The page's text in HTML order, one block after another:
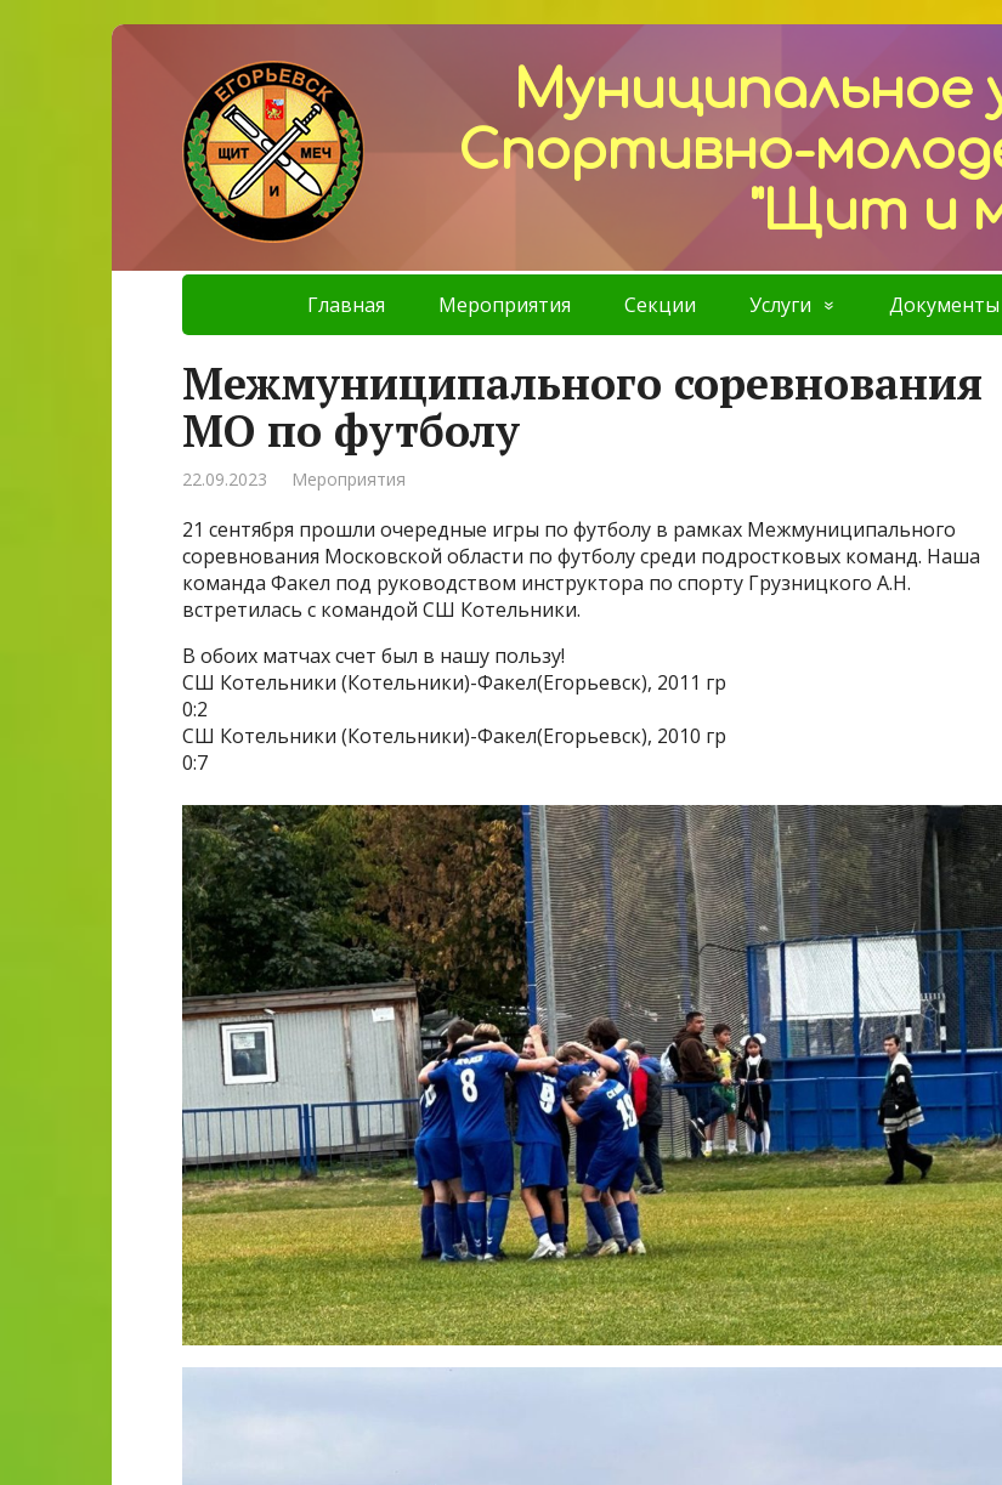
Муниципальное
Спортивно-
"Щит и
Главная Мероприятия Секции Услуги Документы
Межмуниципального соревнования
МО по футболу
22.09.2023 Мероприятия
21 сентября прошли очередные игры по футболу в рамках Межмуниципального
соревнования Московской области по футболу среди подростковых команд. Наша
команда Факел под руководством инструктора по спорту Грузницкого А.Н.
встретилась с командой СШ Котельники.
В обоих матчах счет был в нашу пользу!
СШ Котельники (Котельники)-Факел(Егорьевск), 2011 гр
0:2
СШ Котельники (Котельники)-Факел(Егорьевск), 2010 гр
0:7